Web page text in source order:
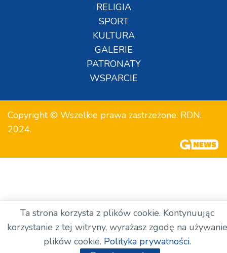
RELIGIA
SPORT
KULTURA
GALERIE
PATRONATY
WSPARCIE
Copyright © Wszelkie prawa zastrzeżone. RDN.
2024.
Ta strona korzysta z plików cookie. Kontynuując
korzystanie z tej witryny, wyrażasz zgodę na używanie
plików cookie. Polityka prywatności.